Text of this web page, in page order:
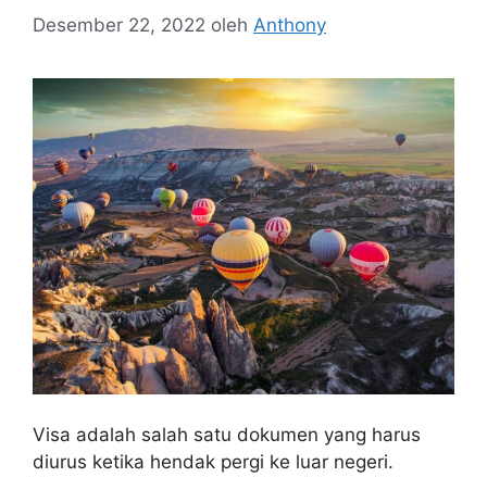
Desember 22, 2022 oleh Anthony
Visa adalah salah satu dokumen yang harus
diurus ketika hendak pergi ke luar negeri.